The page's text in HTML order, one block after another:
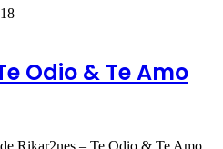
Odio & Te Amo
Rikar2nes – Te Odio & Te Amo